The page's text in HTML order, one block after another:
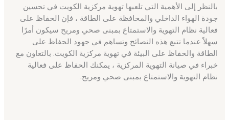
بالنظر إلى الأهمية التي تلعبها تهوية مركزية الكويت في تحسين
جودة الهواء الداخلي والمحافظة على الطاقة ، فإن الحفاظ على
فعالية نظام التهوية والاستمتاع بمبنى صحي ومريح سيكون أمرًا
سهلاً عندما تتبع هذه النصائح وتساهم في جهود الحفاظ على
الطاقة والحفاظ على البيئة في تهوية مركزية الكويت. بالتعاون مع
خبراء في صيانة التهوية المركزية ، يمكنك الحفاظ على فعالية
نظام التهوية والاستمتاع بمبنى صحي ومريح.